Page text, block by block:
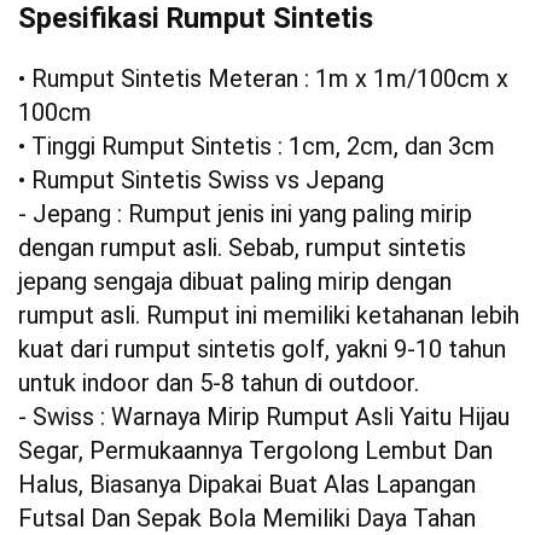
Spesifikasi Rumput Sintetis
• Rumput Sintetis Meteran : 1m x 1m/100cm x
100cm
• Tinggi Rumput Sintetis : 1cm, 2cm, dan 3cm
• Rumput Sintetis Swiss vs Jepang
- Jepang : Rumput jenis ini yang paling mirip
dengan rumput asli. Sebab, rumput sintetis
jepang sengaja dibuat paling mirip dengan
rumput asli. Rumput ini memiliki ketahanan lebih
kuat dari rumput sintetis golf, yakni 9-10 tahun
untuk indoor dan 5-8 tahun di outdoor.
- Swiss : Warnaya Mirip Rumput Asli Yaitu Hijau
Segar, Permukaannya Tergolong Lembut Dan
Halus, Biasanya Dipakai Buat Alas Lapangan
Futsal Dan Sepak Bola Memiliki Daya Tahan